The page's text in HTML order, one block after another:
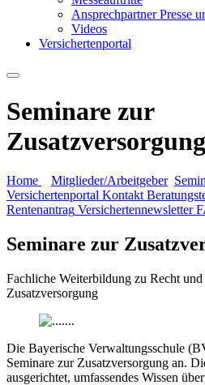
Ansprechpartner Presse
Videos
Versichertenportal
Seminare zur
Zusatzversorgung
Home Mitglieder/Arbeitgeber
Versichertenportal Kontakt
Rentenantrag Versichertennewsletter
Seminare zur
Fachliche Weiterbildung zu Recht
Zusatzversorgung
Die Bayerische Verwaltungsschule
Seminare zur Zusatzversorgung an.
ausgerichtet, umfassendes Wissen